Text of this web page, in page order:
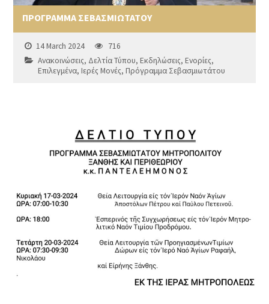
ΠΡΟΓΡΑΜΜΑ ΣΕΒΑΣΜΙΩΤΑΤΟΥ
14 March 2024
716
Ανακοινώσεις, Δελτία Τύπου,Εκδηλώσεις,Ενορίες,
Επιλεγμένα,Ιερές Μονές,Πρόγραμμα Σεβασμιωτάτου